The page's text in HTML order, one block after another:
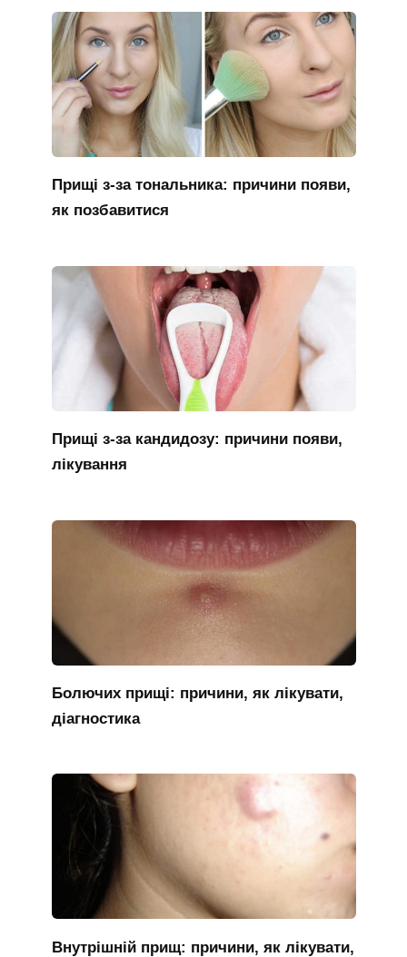
Прищі з-за тональника: причини появи,
як позбавитися
Прищі з-за кандидозу: причини появи,
лікування
Болючих прищі: причини, як лікувати,
діагностика
Внутрішній прищ: причини, як лікувати,